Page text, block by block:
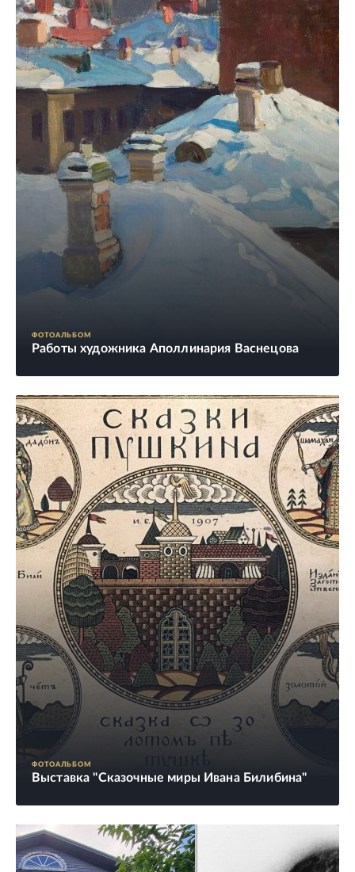
ФОТОАЛЬБОМ
Работы художника Аполлинария Васнецова
ФОТОАЛЬБОМ
Выставка "Сказочные миры Ивана Билибина"